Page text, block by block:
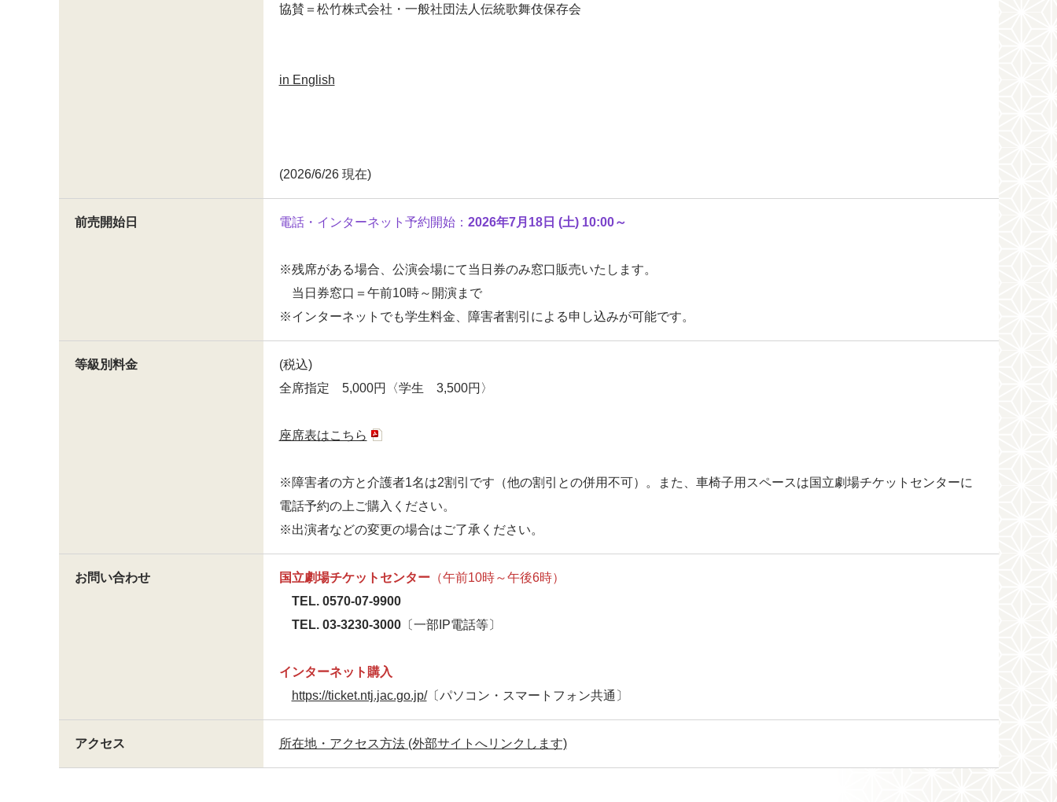
協賛＝松竹株式会社・一般社団法人伝統歌舞伎保存会
in English
(2026/6/26 現在)
前売開始日 電話・インターネット予約開始： 2026年7月18日 (土) 10:00～
※残席がある場合、公演会場にて当日券のみ窓口販売いたします。
当日券窓口＝午前10時～開演まで
※インターネットでも学生料金、障害者割引による申し込みが可能です。
等級別料金
(税込)
全席指定 5,000円〈学生 3,500円〉
座席表はこちら
※障害者の方と介護者1名は2割引です（他の割引との併用不可）。また、車椅子用スペースは国立劇場チケットセンターに
電話予約の上ご購入ください。
※出演者などの変更の場合はご了承ください。
お問い合わせ 国立劇場チケットセンター（午前10時～午後6時）
TEL. 0570-07-9900
TEL. 03-3230-3000〔一部IP電話等〕
インターネット購入
https://ticket.ntj.jac.go.jp/〔パソコン・スマートフォン共通〕
アクセス 所在地・アクセス方法 (外部サイトへリンクします)